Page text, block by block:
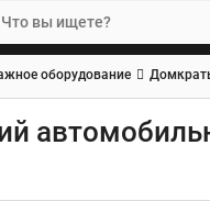
оборудование